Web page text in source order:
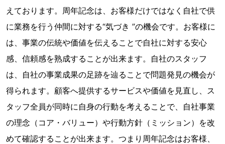
えております。周年記念は、お客様だけではなく自社で供
に業務を行う仲間に対する“気づき ”の機会です。お客様に
は、事業の伝統や価値を伝えることで自社に対する安心
感、信頼感を熟成することが出来ます。自社のスタッフ
は、自社の事業成果の足跡を辿ることで問題発見の機会が
得られます。顧客へ提供するサービスや価値を見直し、ス
タッフ全員が同時に自身の行動を考えることで、自社事業
の理念（コア・バリュー）や行動方針（ミッション）を改
めて確認することが出来ます。つまり周年記念はお客様、